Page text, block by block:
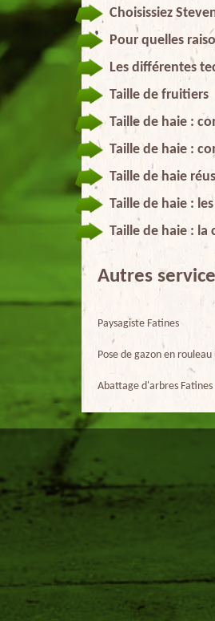
Choisissiez
Pour quelles
Les différentes
Taille de fruitiers
Taille de haie :
Taille de haie :
Taille de haie
Taille de haie :
Taille de haie :
Autres
Paysagiste Fatines
Pose de gazon en rouleau
Abattage d'arbres Fatines